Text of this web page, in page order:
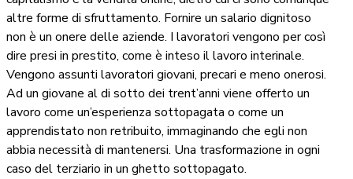
altre forme di sfruttamento. Fornire un salario dignitoso
non è un onere delle aziende. I lavoratori vengono per così
dire presi in prestito, come è inteso il lavoro interinale.
Vengono assunti lavoratori giovani, precari e meno onerosi.
Ad un giovane al di sotto dei trent’anni viene offerto un
lavoro come un’esperienza sottopagata o come un
apprendistato non retribuito, immaginando che egli non
abbia necessità di mantenersi. Una trasformazione in ogni
caso del terziario in un ghetto sottopagato.